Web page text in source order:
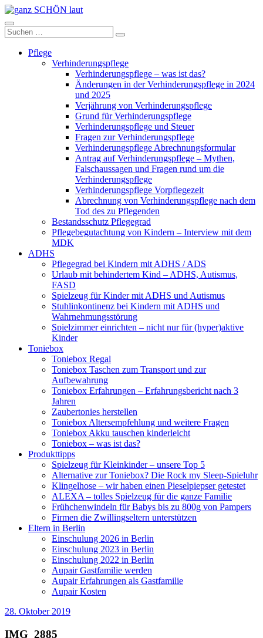
Zum
Inhalt
springen
ganz
SCHÖN
Suchen
nach:
Suchen
Pflege
Verhinderungspflege
Verhinderungspflege – was ist das?
Änderungen in der Verhinderungspflege in 2024
und 2025
Verjährung von Verhinderungspflege
Grund für Verhinderungspflege
Verhinderungspflege und Steuer
Fragen zur Verhinderungspflege
Verhinderungspflege Abrechnungsformular
Antrag auf Verhinderungspflege – Mythen,
Falschaussagen und Fragen rund um die
Verhinderungspflege
Verhinderungspflege Vorpflegezeit
Abrechnung von Verhinderungspflege nach dem
Tod des zu Pflegenden
Bestandsschutz Pflegegrad
Pflegebegutachtung von Kindern – Interview mit dem
MDK
ADHS
Pflegegrad bei Kindern mit ADHS / ADS
Urlaub mit behindertem Kind – ADHS, Autismus,
FASD
Spielzeug für Kinder mit ADHS und Autismus
Stuhlinkontinenz bei Kindern mit ADHS und
Wahrnehmungsstörung
Spielzimmer einrichten – nicht nur für (hyper)aktive
Kinder
Toniebox
Toniebox Regal
Toniebox Taschen zum Transport und zur
Aufbewahrung
Toniebox Erfahrungen – Erfahrungsbericht nach 3
Jahren
Zaubertonies herstellen
Toniebox Altersempfehlung und weitere Fragen
Toniebox Akku tauschen kinderleicht
Toniebox – was ist das?
Produkttipps
Spielzeug für Kleinkinder – unsere Top 5
Alternative zur Toniebox? Die Rock my Sleep-Spieluhr
Klingelhose – wir haben einen Pieselpiepser getestet
ALEXA – tolles Spielzeug für die ganze Familie
Frühchenwindeln für Babys bis zu 800g von Pampers
Firmen die Zwillingseltern unterstützen
Eltern in Berlin
Einschulung 2026 in Berlin
Einschulung 2023 in Berlin
Einschulung 2022 in Berlin
Aupair Gastfamilie werden
Aupair Erfahrungen als Gastfamilie
Aupair Kosten
28. Oktober 2019
IMG_2885